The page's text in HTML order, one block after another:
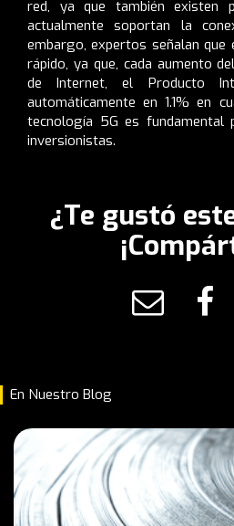
red, ya que también existen
actualmente soportan la
embargo, expertos señalan que
rápido, ya que, cada aumento
de Internet, el Producto
automáticamente en 1.1% en
tecnología 5G es fundamental
inversionistas.
¿Te gustó
En Nuestro Blog